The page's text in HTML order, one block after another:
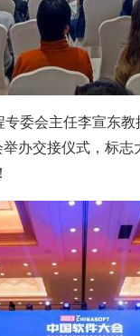
委会主任李宣东
办交接仪式，标志